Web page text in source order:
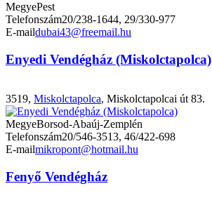
MegyePest
Telefonszám20/238-1644, 29/330-977
E-maildubai43@freemail.hu
Enyedi Vendégház (Miskolctapolca)
3519, Miskolctapolca, Miskolctapolcai út 83.
MegyeBorsod-Abaúj-Zemplén
Telefonszám20/546-3513, 46/422-698
E-mailmikropont@hotmail.hu
Fenyő Vendégház